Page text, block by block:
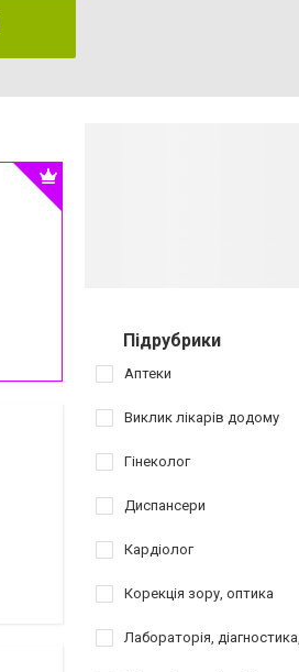
Підрубрики
Аптеки
Виклик лікарів додому
Гінеколог
Диспансери
Кардіолог
Корекція зору, оптика
Лабораторія,